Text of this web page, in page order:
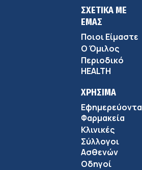
ΣΧΕΤΙΚΑ ΜΕ
ΕΜΑΣ
Ποιοι Είμαστε
Ο Όμιλος
Περιοδικό
HEALTH
ΧΡΗΣΙΜΑ
Εφημερεύοντα
Φαρμακεία
Κλινικές
Σύλλογοι
Ασθενών
Οδηγοί